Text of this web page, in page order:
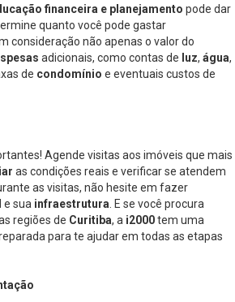
financeira e planejamento pode dar
quanto você pode gastar
consideração não apenas o valor do
adicionais, como contas de luz, água,
de condomínio e eventuais custos de
Agende visitas aos imóveis que mais
as condições reais e verificar se atendem
as visitas, não hesite em fazer
e sua infraestrutura . E se você procura
regiões de Curitiba, a i2000tem uma
para te ajudar em todas as etapas